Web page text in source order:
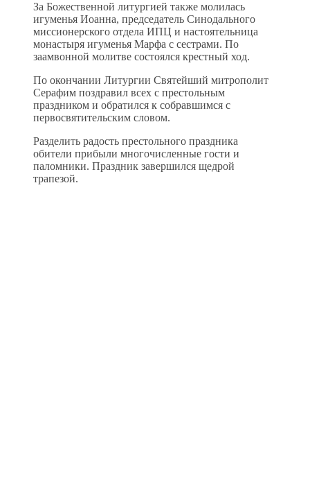
За Божественной литургией также молилась
игуменья Иоанна, председатель Синодального
миссионерского отдела ИПЦ и настоятельница
монастыря игуменья Марфа с сестрами. По
заамвонной молитве состоялся крестный ход.
По окончании Литургии Святейший митрополит
Серафим поздравил всех с престольным
праздником и обратился к собравшимся с
первосвятительским словом.
Разделить радость престольного праздника
обители прибыли многочисленные гости и
паломники. Праздник завершился щедрой
трапезой.